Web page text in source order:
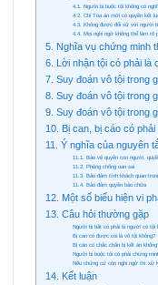
4.1. Người bị buộc tội không có
4.2. Chỉ Tòa án mới có quyền kết
4.3. Không được đối xử với người
4.4. Mọi nghi ngờ không thể làm
5. Nghĩa vụ chứng minh
6. Lời nhận tội có phải là
7. Suy đoán vô tội trong
8. Suy đoán vô tội trong
9. Suy đoán vô tội trong
10. Bị can, bị cáo có
11. Ý nghĩa của nguyên
11.1. Bảo vệ quyền con người,
11.2. Phòng chống oan sai
11.3. Bảo đảm tính khách quan
11.4. Bảo đảm quyền bào chữa
12. Một số biểu hiện vi
13. Câu hỏi thường gặp
Người bị bắt có phải là người có tội
Bị can có được coi là vô tội không?
Bị cáo có chắc chắn bị kết án
Người bị buộc tội có phải chứng
Nếu chứng cứ còn nghi ngờ thì xử
14. Kết luận